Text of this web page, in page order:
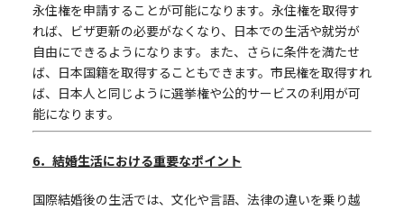
永住権を申請することが可能になります。永住権を取得す
れば、ビザ更新の必要がなくなり、日本での生活や就労が
自由にできるようになります。また、さらに条件を満たせ
ば、日本国籍を取得することもできます。市民権を取得すれ
ば、日本人と同じように選挙権や公的サービスの利用が可
能になります。
6．結婚生活における重要なポイント
国際結婚後の生活では、文化や言語、法律の違いを乗り越